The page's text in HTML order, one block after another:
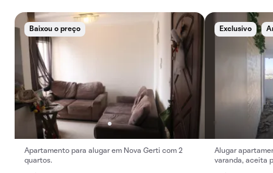
Baixou o preço
Apartamento para alugar em Nova Gerti com 2
quartos.
Exclusivo
Alugar
varanda, aceita